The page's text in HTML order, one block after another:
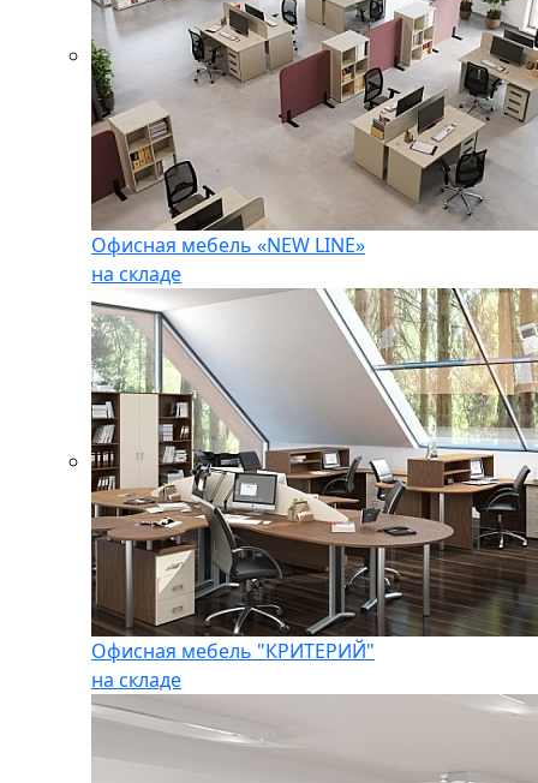
Офисная мебель «NEW LINE»
на складе
Офисная мебель "КРИТЕРИЙ"
на складе